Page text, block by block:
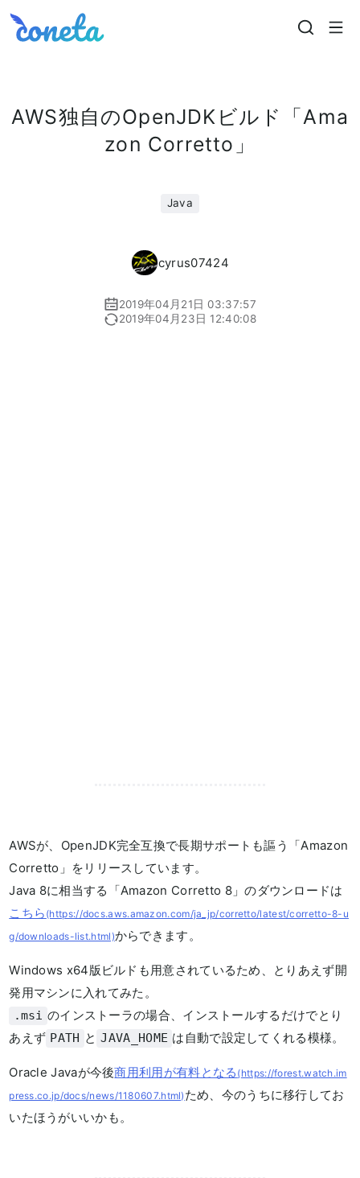
Coneta
AWS独自のOpenJDKビルド「Ama
zon Corretto」
Java
cyrus07424
2019年04月21日 03:37:57
2019年04月23日 12:40:08
AWSが、OpenJDK完全互換で長期サポートも謳う「Amazon
Corretto」をリリースしています。
Java 8に相当する「Amazon Corretto 8」のダウンロードは
こちら (https://docs.aws.amazon.com/ja_jp/corretto/latest/corretto-8-u
g/downloads-list.html)からできます。
Windows x64版ビルドも用意されているため、とりあえず開
発用マシンに入れてみた。
.msi のインストーラの場合、インストールするだけでとり
あえず PATH と JAVA_HOME は自動で設定してくれる模様。
Oracle Javaが今後商用利用が有料となる (https://forest.watch.im
press.co.jp/docs/news/1180607.html) ため、今のうちに移行してお
いたほうがいいかも。